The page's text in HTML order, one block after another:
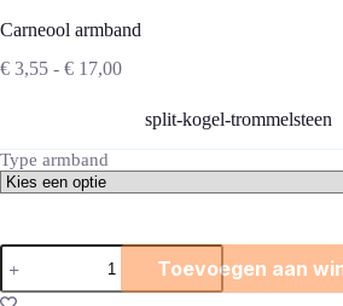
Carneool armband
€ 3,55 - € 17,00Prijsklasse:
€ 17,00
split-kogel-trommelsteen
Type armband
Carneool
armband
aantal
Toevoegen aan